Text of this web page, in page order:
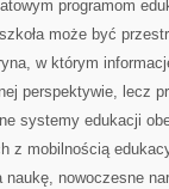
programom
może być
w którym
perspektywie, lecz
systemy edukacji
z mobilnością
nowoczesne